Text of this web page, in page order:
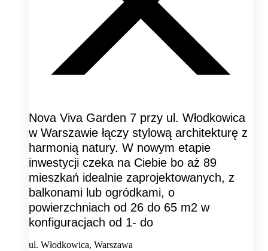
Nova Viva Garden 7 przy ul. Włodkowica
w Warszawie łączy stylową architekturę z
harmonią natury. W nowym etapie
inwestycji czeka na Ciebie bo aż 89
mieszkań idealnie zaprojektowanych, z
balkonami lub ogródkami, o
powierzchniach od 26 do 65 m2 w
konfiguracjach od 1- do
ul. Włodkowica, Warszawa